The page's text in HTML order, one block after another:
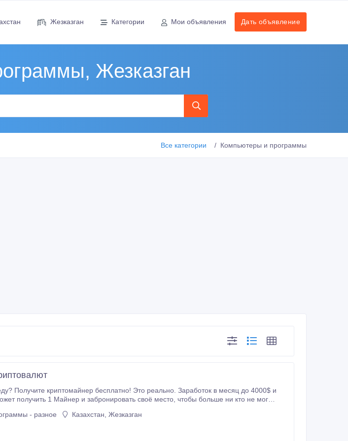
Жезказган Категории Мои объявления Дать объявление
Жезказган
Все категории Компьютеры и программы
своё место, чтобы больше ни кто не мог
- разное Казахстан, Жезказган